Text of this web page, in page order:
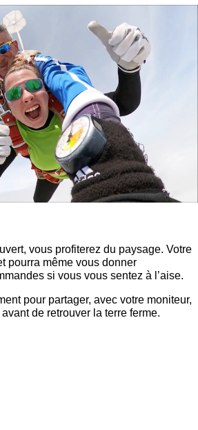
vous profiterez du paysage. Votre
pourra même vous donner
si vous vous sentez à l’aise.
pour partager, avec votre moniteur,
de retrouver la terre ferme.